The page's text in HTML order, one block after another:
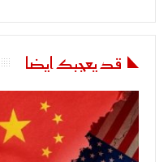
قد يعجبك ايضا